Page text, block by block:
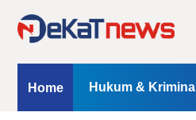
Home
Opini Hukum & Kriminal
Home